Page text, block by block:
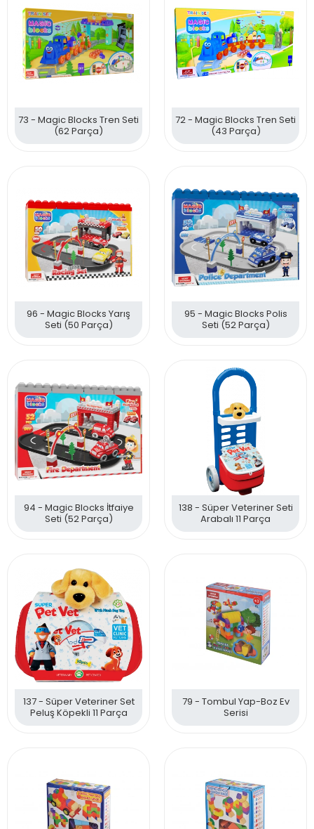
73 - Magic Blocks Tren Seti
(62 Parça)
72 - Magic Blocks Tren Seti
(43 Parça)
96 - Magic Blocks Yarış
Seti (50 Parça)
95 - Magic Blocks Polis
Seti (52 Parça)
94 - Magic Blocks İtfaiye
Seti (52 Parça)
138 - Süper Veteriner Seti
Arabalı 11 Parça
137 - Süper Veteriner Set
Peluş Köpekli 11 Parça
79 - Tombul Yap-Boz Ev
Serisi